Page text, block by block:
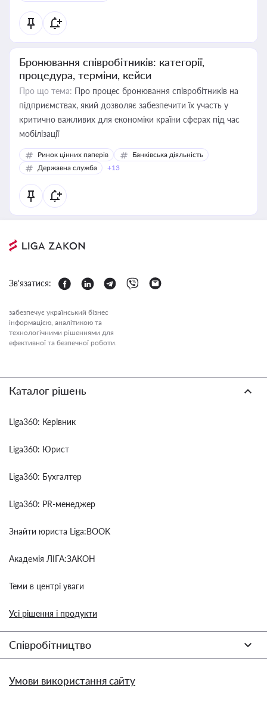
Бронювання співробітників: категорії,
процедура, терміни, кейси
Про що тема: Про процес бронювання співробітників на
підприємствах, який дозволяє забезпечити їх участь у
критично важливих для економіки країни сферах під час
мобілізації
Ринок цінних паперів
Банківська діяльність
Державна служба
+13
Зв'язатися:
забезпечує український бізнес
інформацією, аналітикою та
технологічними рішеннями для
ефективної та безпечної роботи.
Каталог рішень
Liga360: Керівник
Liga360: Юрист
Liga360: Бухгалтер
Liga360: PR-менеджер
Знайти юриста Liga:BOOK
Академія ЛІГА:ЗАКОН
Теми в центрі уваги
Усі рішення і продукти
Співробітництво
Умови використання сайту